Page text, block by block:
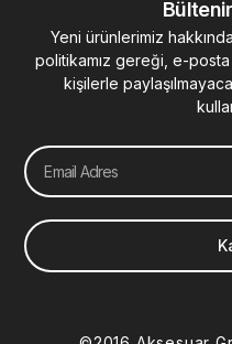
Yeni ürünlerimiz
politikamız gereği, e-
kişilerle
Email